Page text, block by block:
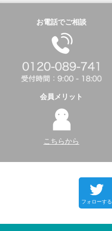
お電話でご相談
会員メリット
こちらから
フォローする